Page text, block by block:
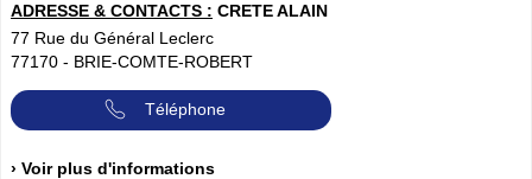
ADRESSE & CONTACTS : CRETE ALAIN
77 Rue du Général Leclerc
77170 - BRIE-COMTE-ROBERT
Téléphone
› Voir plus d'informations